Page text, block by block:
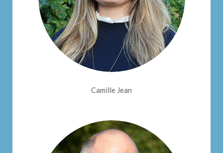
Camille Jean